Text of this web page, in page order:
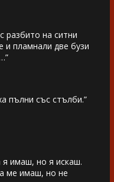
разбито на ситни
и пламнали две бузи
пълни със стълби.”
имаш, но я искаш.
ме имаш, но не